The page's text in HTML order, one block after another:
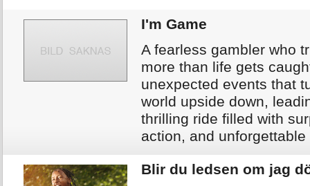
I'm Game
A fearless gambler who
more than life gets
unexpected events that
world upside down,
thrilling ride filled with
action, and
Blir du ledsen om jag